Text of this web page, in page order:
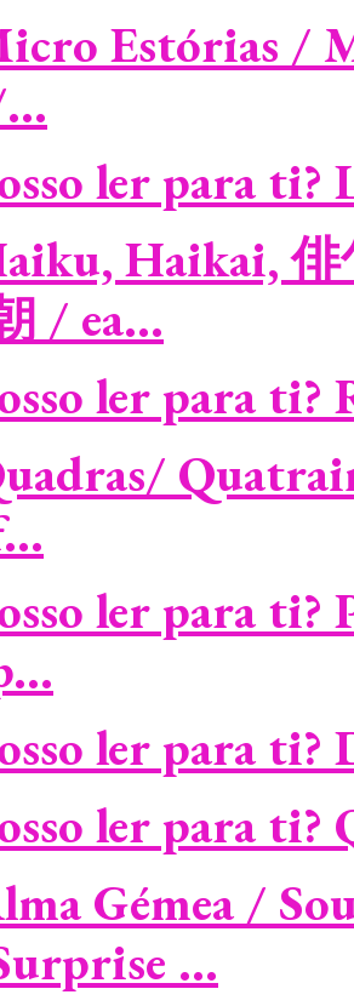
Estórias /
ler para ti?
Haikai, 俳
/ ea...
ler para
ler para ti?
ler para
ler para ti?
Gémea /
...